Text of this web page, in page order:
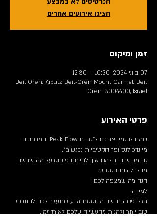
הציגו אירועים אחרים
זמן ומיקום
07 ביוני 2024, 10:30 – 12:30
Beit Oren, Kibutz Beit-Oren Mount Carmel, Beit
Oren, 3004400, Israel
פרטי האירוע
שמח להזמין אתכם ל"סדנת Peak Flow: המרחב בו
מיינדפולנס ופרודוקטיביות נפגשים".
זה מפגש בו תלמדו איך להיות בפוקוס על מה שחשוב
מבלי להיות בסטרס.
הנה מה שמצפה לכם:
למידה:
תגלו גישה חדשה מבוססת מדע שתעזור לכם להתרכז
טוב יותר ולהנות מהעשייה שלכם לאורך זמן.